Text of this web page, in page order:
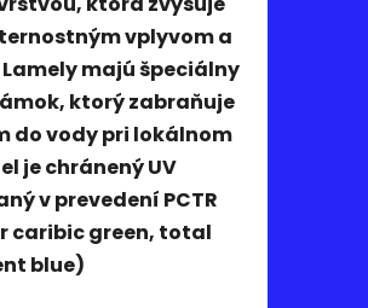
vplyvom a
majú špeciálny
ktorý zabraňuje
do vody pri lokálnom
je chránený UV
v prevedení PCTR
caribic green, total
blue)